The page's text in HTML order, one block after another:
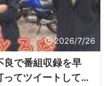
2026/7/26
良で番組収録を早
てツイートして